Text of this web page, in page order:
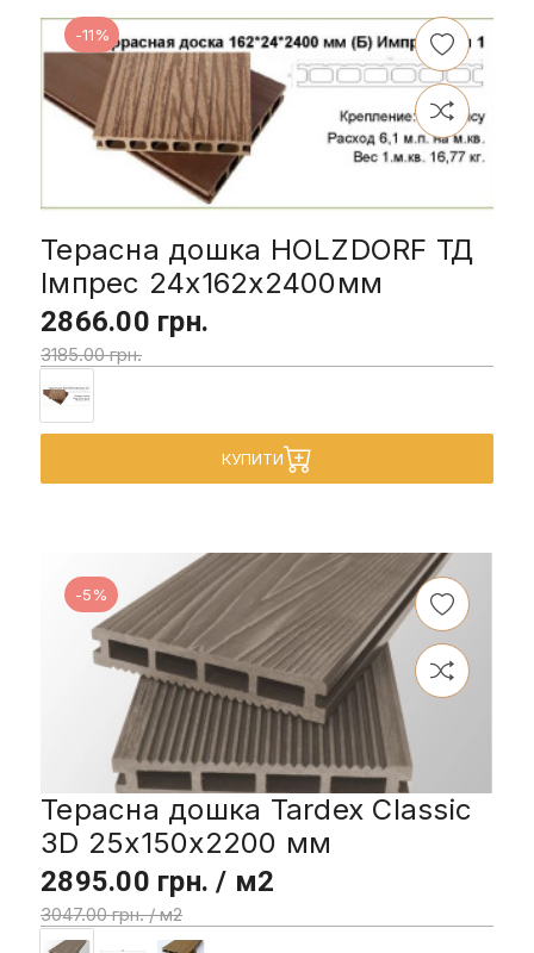
-11%
Терасна дошка HOLZDORF ТД
Імпрес 24х162х2400мм
2866.00 грн.
3185.00 грн.
КУПИТИ
-5%
Терасна дошка Tardex Classic
3D 25x150x2200 мм
2895.00 грн. / м2
3047.00 грн. / м2